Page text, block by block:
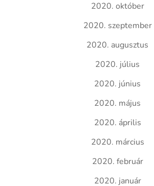
2020. október
2020. szeptember
2020. augusztus
2020. július
2020. június
2020. május
2020. április
2020. március
2020. február
2020. január